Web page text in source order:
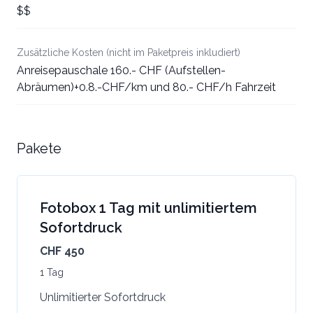
$$
Zusätzliche Kosten (nicht im Paketpreis inkludiert)
Anreisepauschale 160.- CHF (Aufstellen-
Abräumen)+0.8.-CHF/km und 80.- CHF/h Fahrzeit
Pakete
Fotobox 1 Tag mit unlimitiertem
Sofortdruck
CHF 450
1 Tag
Unlimitierter Sofortdruck